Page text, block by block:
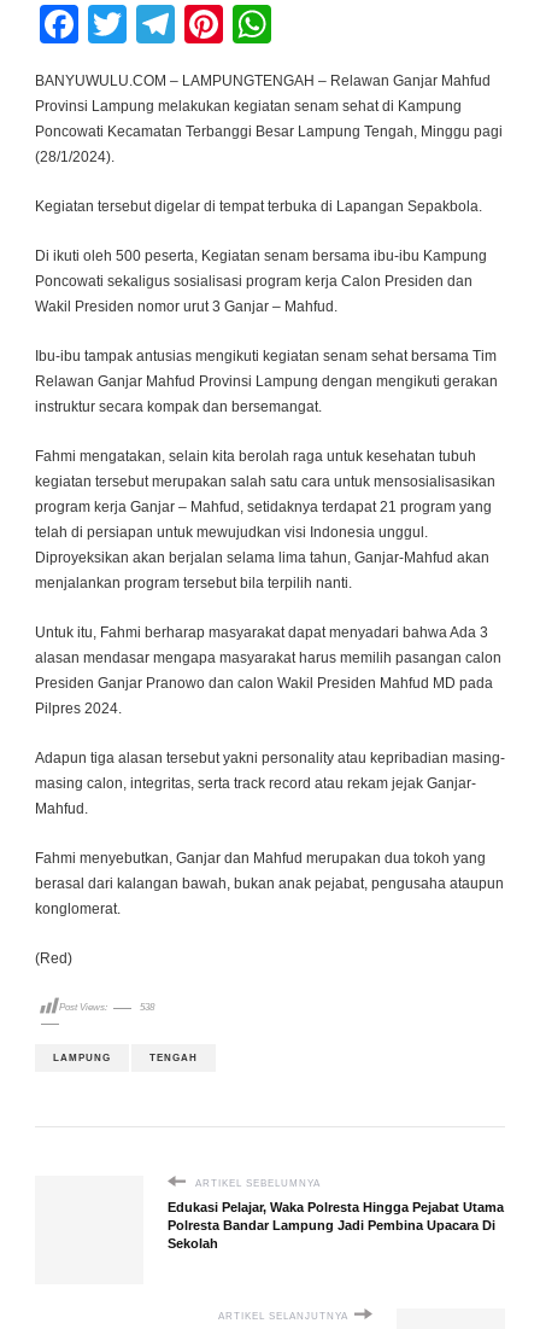
DI
PONCOWATI
Facebook
TwitterTelegram
Pinterest
BANYUWULU.COM – LAMPUNGTENGAH – Relawan Ganjar Mahfud
Provinsi Lampung melakukan kegiatan senam sehat di Kampung
Poncowati Kecamatan Terbanggi Besar Lampung Tengah, Minggu pagi
(28/1/2024).
Kegiatan tersebut digelar di tempat terbuka di Lapangan Sepakbola.
Di ikuti oleh 500 peserta, Kegiatan senam bersama ibu-ibu Kampung
Poncowati sekaligus sosialisasi program kerja Calon Presiden dan
Wakil Presiden nomor urut 3 Ganjar – Mahfud.
Ibu-ibu tampak antusias mengikuti kegiatan senam sehat bersama Tim
Relawan Ganjar Mahfud Provinsi Lampung dengan mengikuti gerakan
instruktur secara kompak dan bersemangat.
Fahmi mengatakan, selain kita berolah raga untuk kesehatan tubuh
kegiatan tersebut merupakan salah satu cara untuk mensosialisasikan
program kerja Ganjar – Mahfud, setidaknya terdapat 21 program yang
telah di persiapan untuk mewujudkan visi Indonesia unggul.
Diproyeksikan akan berjalan selama lima tahun, Ganjar-Mahfud akan
menjalankan program tersebut bila terpilih nanti.
Untuk itu, Fahmi berharap masyarakat dapat menyadari bahwa Ada 3
alasan mendasar mengapa masyarakat harus memilih pasangan calon
Presiden Ganjar Pranowo dan calon Wakil Presiden Mahfud MD pada
Pilpres 2024.
Adapun tiga alasan tersebut yakni personality atau kepribadian masing-
masing calon, integritas, serta track record atau rekam jejak Ganjar-
Mahfud.
Fahmi menyebutkan, Ganjar dan Mahfud merupakan dua tokoh yang
berasal dari kalangan bawah, bukan anak pejabat, pengusaha ataupun
konglomerat.
(Red)
Post Views: 538
LAMPUNG TENGAH
ARTIKEL SEBELUMNYA
Edukasi Pelajar, Waka Polresta Hingga Pejabat Utama
Polresta Bandar Lampung Jadi Pembina Upacara Di
Sekolah
ARTIKEL SELANJUTNYA